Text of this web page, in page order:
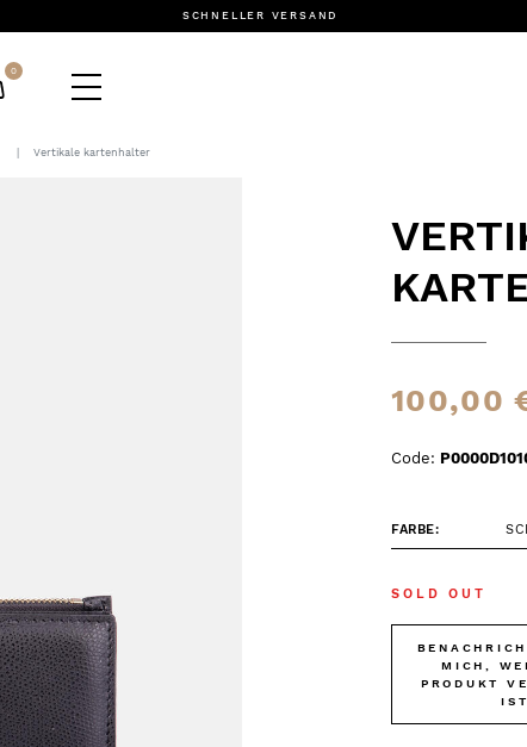
SCHNELLER VERSAND
0
Vertikale kartenhalter
100,00
Code:
FARBE:
SOLD OUT
MICH,
PRODUKT